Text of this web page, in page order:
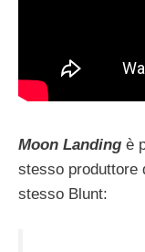
Moon Landing è
stesso produttore
stesso Blunt: